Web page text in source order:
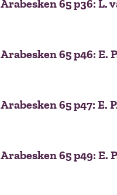
Arabesken 65 p36: L.
Arabesken 65 p46: E.
Arabesken 65 p47: E.
Arabesken 65 p49: E.